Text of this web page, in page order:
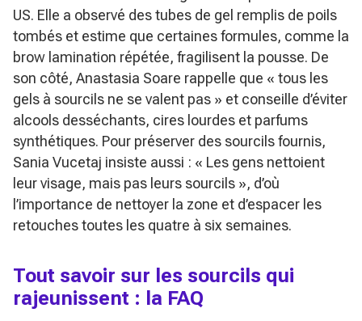
US. Elle a observé des tubes de gel remplis de poils
tombés et estime que certaines formules, comme la
brow lamination répétée, fragilisent la pousse. De
son côté, Anastasia Soare rappelle que « tous les
gels à sourcils ne se valent pas » et conseille d’éviter
alcools desséchants, cires lourdes et parfums
synthétiques. Pour préserver des sourcils fournis,
Sania Vucetaj insiste aussi : « Les gens nettoient
leur visage, mais pas leurs sourcils », d’où
l’importance de nettoyer la zone et d’espacer les
retouches toutes les quatre à six semaines.
Tout savoir sur les sourcils qui
rajeunissent : la FAQ